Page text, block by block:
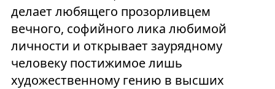
делает любящего прозорливцем
вечного, софийного лика любимой
личности и открывает заурядному
человеку постижимое лишь
художественному гению в высших